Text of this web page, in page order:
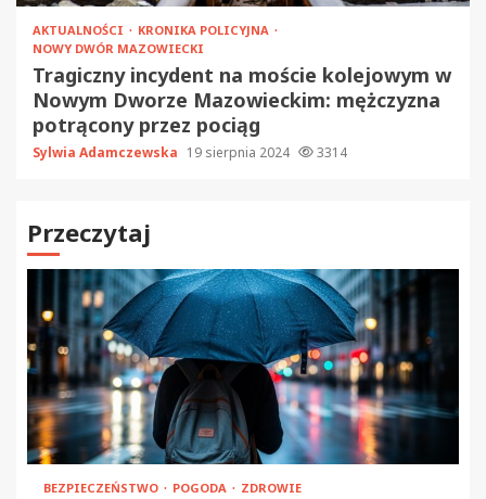
AKTUALNOŚCI
KRONIKA POLICYJNA
NOWY DWÓR MAZOWIECKI
Tragiczny incydent na moście kolejowym w
Nowym Dworze Mazowieckim: mężczyzna
potrącony przez pociąg
Sylwia Adamczewska 19 sierpnia 2024 3314
Przeczytaj
BEZPIECZEŃSTWO POGODA ZDROWIE